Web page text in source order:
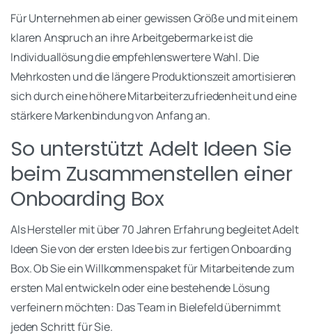
Für Unternehmen ab einer gewissen Größe und mit einem
klaren Anspruch an ihre Arbeitgebermarke ist die
Individuallösung die empfehlenswertere Wahl. Die
Mehrkosten und die längere Produktionszeit amortisieren
sich durch eine höhere Mitarbeiterzufriedenheit und eine
stärkere Markenbindung von Anfang an.
So unterstützt Adelt Ideen Sie
beim Zusammenstellen einer
Onboarding Box
Als Hersteller mit über 70 Jahren Erfahrung begleitet Adelt
Ideen Sie von der ersten Idee bis zur fertigen Onboarding
Box. Ob Sie ein Willkommenspaket für Mitarbeitende zum
ersten Mal entwickeln oder eine bestehende Lösung
verfeinern möchten: Das Team in Bielefeld übernimmt
jeden Schritt für Sie.